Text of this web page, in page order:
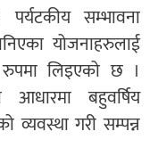
सम्भावना
योजनाहरुलाई
रुपमा लिइएको छ ।
बहुवर्षिय
व्यवस्था गरी सम्पन्न